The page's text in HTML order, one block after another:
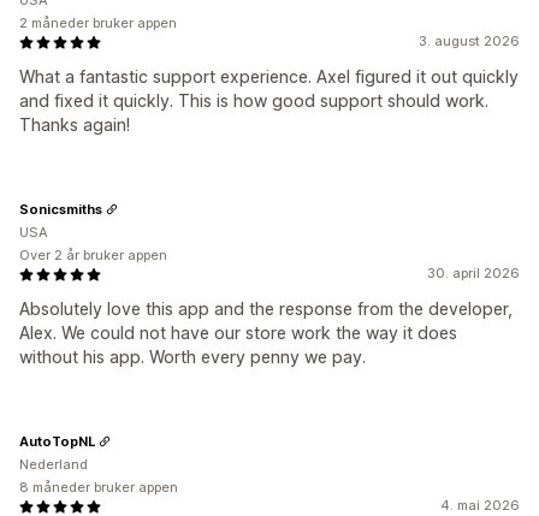
3. august 2026
What a fantastic support experience. Axel figured it out quickly
and fixed it quickly. This is how good support should work.
Thanks again!
2 måneder bruker appen
30. april 2026
Absolutely love this app and the response from the developer,
Alex. We could not have our store work the way it does
without his app. Worth every penny we pay.
Sonicsmiths
USA
Over 2 år bruker appen
4. mai 2026
AutoTopNL
Nederland
8 måneder bruker appen